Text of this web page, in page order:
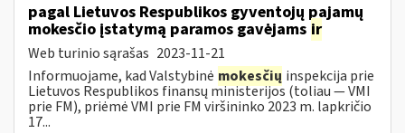
pagal Lietuvos Respublikos gyventojų pajamų
mokesčio įstatymą paramos gavėjams ir
Web turinio sąrašas 2023-11-21
Informuojame, kad Valstybinė mokesčių inspekcija prie
Lietuvos Respublikos finansų ministerijos (toliau — VMI
prie FM), priėmė VMI prie FM viršininko 2023 m. lapkričio
17...